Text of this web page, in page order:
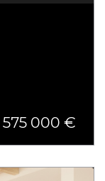
575 000 €